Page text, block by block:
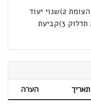
1)קביעת שטח לדרך לצורך הרחבת הצומת 2)שנוי יעוד
מאזור מלאכה לאזור מלאכה ותחנת תדלוק 3)קביעת
תאריך
הערה